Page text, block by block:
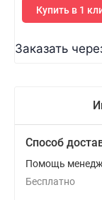
Купить в 1
Заказать
Способ
Помощь
Бесплатно